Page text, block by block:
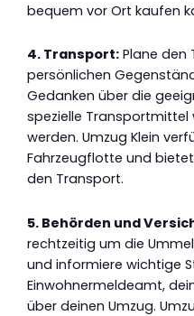
bequem vor Ort kaufen
4. Transport: Plane den
persönlichen
Gedanken über die
spezielle
werden. Umzug Klein
Fahrzeugflotte und
den Transport.
5. Behörden und
rechtzeitig um die
und informiere wichtige
Einwohnermeldeamt,
über deinen Umzug.